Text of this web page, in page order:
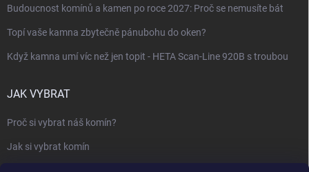
Budoucnost komínů a kamen po roce 2027: Proč se nemusíte bát
Topí vaše kamna zbytečně pánubohu do oken?
Když kamna umí víc než jen topit - HETA Scan-Line 920B s troubou
JAK VYBRAT
Proč si vybrat náš komín?
Jak si vybrat komín